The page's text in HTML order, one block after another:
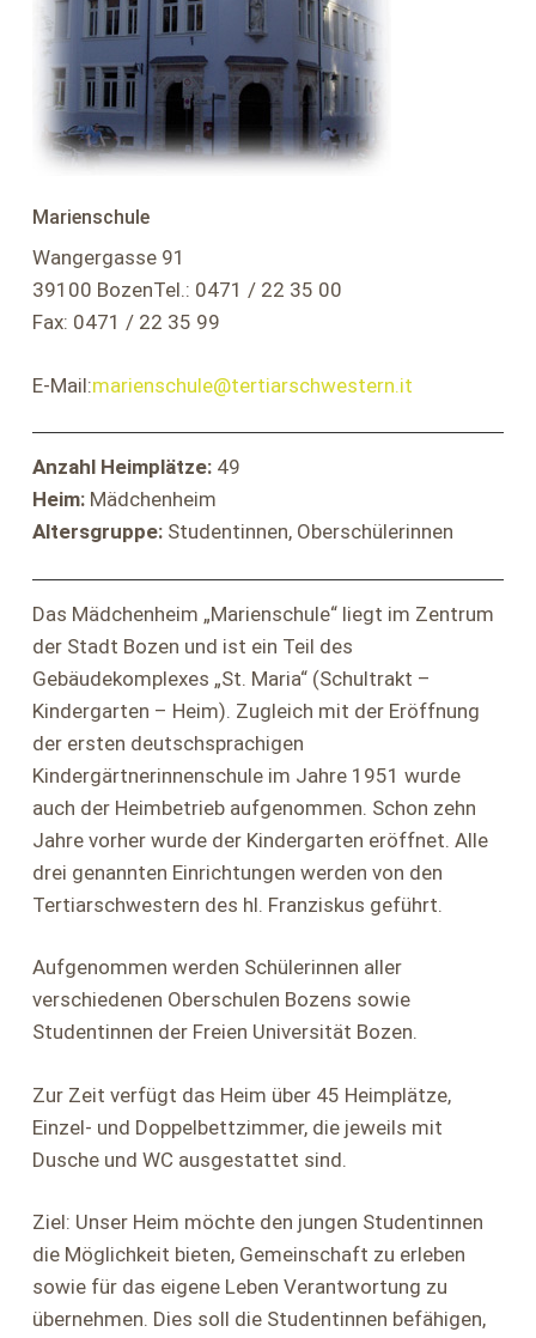
Marienschule
Wangergasse 91
39100 BozenTel.: 0471 / 22 35 00
Fax: 0471 / 22 35 99
E-Mail:marienschule@tertiarschwestern.it
Anzahl Heimplätze:49
Heim:Mädchenheim
Altersgruppe:Studentinnen, Oberschülerinnen
Das Mädchenheim „Marienschule“ liegt im Zentrum
der Stadt Bozen und ist ein Teil des
Gebäudekomplexes „St. Maria“ (Schultrakt –
Kindergarten – Heim). Zugleich mit der Eröffnung
der ersten deutschsprachigen
Kindergärtnerinnenschule im Jahre 1951 wurde
auch der Heimbetrieb aufgenommen. Schon zehn
Jahre vorher wurde der Kindergarten eröffnet. Alle
drei genannten Einrichtungen werden von den
Tertiarschwestern des hl. Franziskus geführt.
Aufgenommen werden Schülerinnen aller
verschiedenen Oberschulen Bozens sowie
Studentinnen der Freien Universität Bozen.
Zur Zeit verfügt das Heim über 45 Heimplätze,
Einzel- und Doppelbettzimmer, die jeweils mit
Dusche und WC ausgestattet sind.
Ziel: Unser Heim möchte den jungen Studentinnen
die Möglichkeit bieten, Gemeinschaft zu erleben
sowie für das eigene Leben Verantwortung zu
übernehmen. Dies soll die Studentinnen befähigen,